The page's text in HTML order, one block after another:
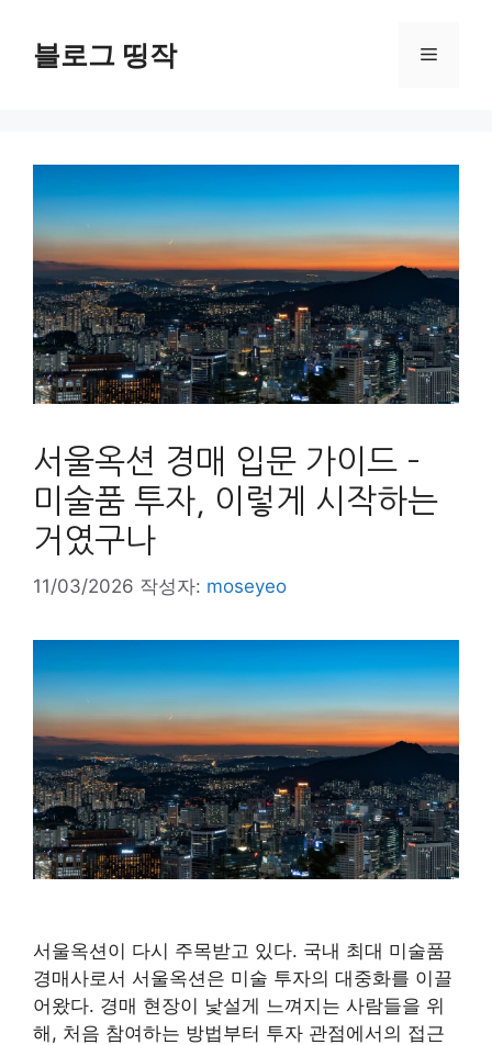
블로그 띵작 메
서울옥션 경매 입문 가이드 –
미술품 투자, 이렇게 시작하는
거였구나
11/03/2026 작성자: moseyeo
서울옥션이 다시 주목받고 있다. 국내 최대 미술품
경매사로서 서울옥션은 미술 투자의 대중화를 이끌
어왔다. 경매 현장이 낯설게 느껴지는 사람들을 위
해, 처음 참여하는 방법부터 투자 관점에서의 접근